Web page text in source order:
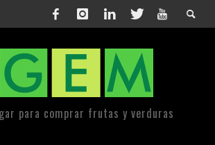
para comprar frutas y verduras